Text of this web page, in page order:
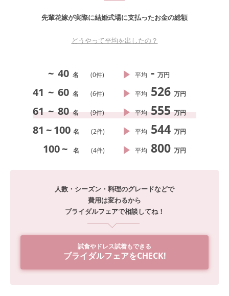
先輩花嫁が実際に結婚式場に支払ったお金の総額
どうやって平均を出したの？
~ 40 名 (0件) 平均 - 万円
41 ~ 60 名 (6件) 平均 526 万円
61 ~ 80 名 (9件) 平均 555 万円
81 ~100 名 (2件) 平均 544 万円
100~ 名 (4件) 平均 800 万円
人数・シーズン・料理のグレードなどで
費用は変わるから
ブライダルフェアで相談してね！
試食やドレス試着もできる
ブライダルフェアをCHECK!